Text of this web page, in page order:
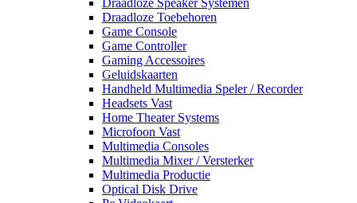
Draadloze Toebehoren
Game Console
Game Controller
Gaming Accessoires
Geluidskaarten
Handheld Multimedia Speler / Recorder
Headsets Vast
Home Theater Systems
Microfoon Vast
Multimedia Consoles
Multimedia Mixer / Versterker
Multimedia Productie
Optical Disk Drive